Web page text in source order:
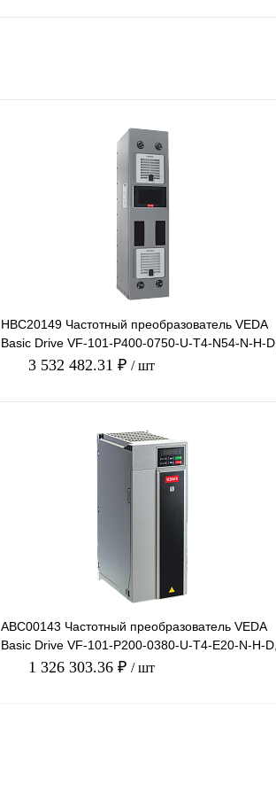
HBC20149 Частотный преобразователь VEDA
Basic Drive VF-101-P400-0750-U-T4-N54-N-H-D,
380В, 400кВт
3 532 482.31 ₽ / шт
В корзину
Сравнение
ABC00143 Частотный преобразователь VEDA
Basic Drive VF-101-P200-0380-U-T4-E20-N-H-D,
380В, 200кВт, 3
1 326 303.36 ₽ / шт